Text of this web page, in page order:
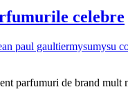
celebre
paul gaultiermysumysu
parfumuri de brand mult